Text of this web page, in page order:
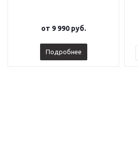
от 9 990 руб.
Подробнее